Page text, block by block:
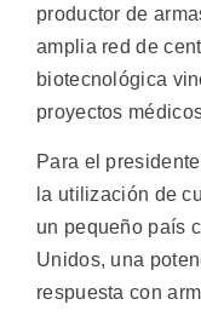
productor de
amplia red de
biotecnológica
proyectos
Para el
la utilización de
un pequeño país
Unidos, una
respuesta con